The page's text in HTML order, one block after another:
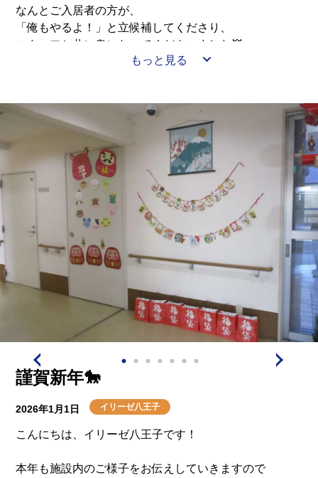
なんとご入居者の方が、
「俺もやるよ！」と立候補してくださり、
スタッフと共に鬼になってくださいました👹
ご本人は「いいぞ！おもいっきり！」とお返事をしてい
「鬼は外！福は内！」とみなさまご遠慮なく投げていま
した（笑）
今年の鬼は素敵な入居者様に拍手👏👏
とても盛り上がり、良い節分が迎えられそうです👹
もっと見る
謹賀新年🐎
2026年1月1日 イリーゼ八王子
こんにちは、イリーゼ八王子です！
本年も施設内のご様子をお伝えしていきますので